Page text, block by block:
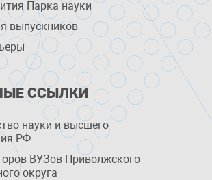
Парка науки
выпускников
ССЫЛКИ
науки и высшего
РФ
ВУЗов Приволжского
округа